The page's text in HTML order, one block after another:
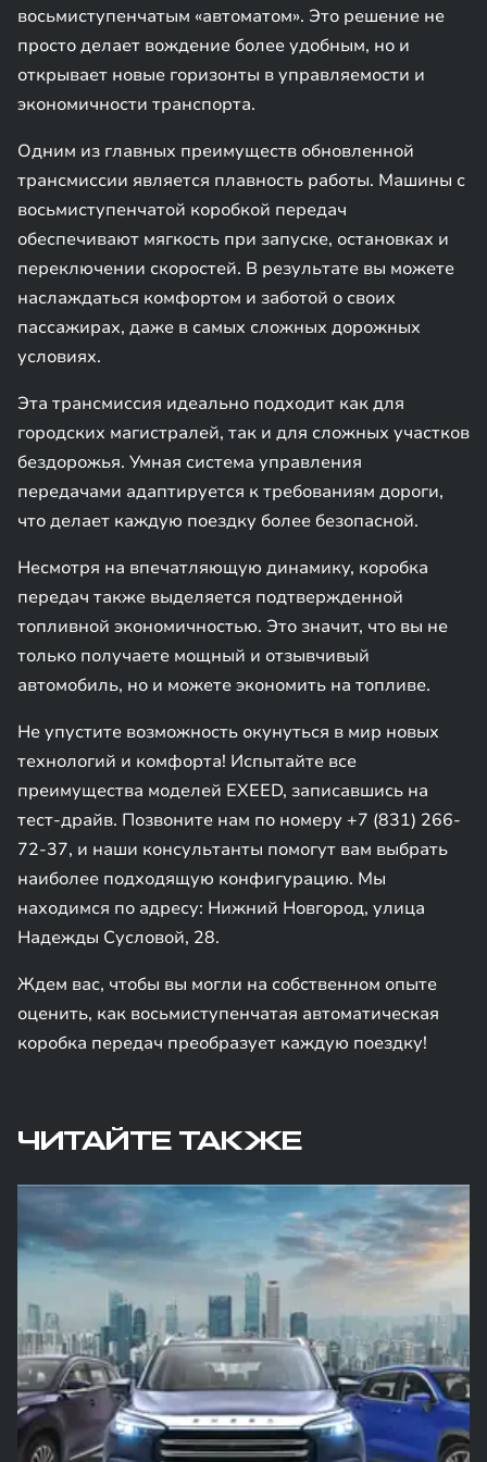
восьмиступенчатым «автоматом». Это решение не
просто делает вождение более удобным, но и
открывает новые горизонты в управляемости и
экономичности транспорта.
Одним из главных преимуществ обновленной
трансмиссии является плавность работы. Машины с
восьмиступенчатой коробкой передач
обеспечивают мягкость при запуске, остановках и
переключении скоростей. В результате вы можете
наслаждаться комфортом и заботой о своих
пассажирах, даже в самых сложных дорожных
условиях.
Эта трансмиссия идеально подходит как для
городских магистралей, так и для сложных участков
бездорожья. Умная система управления
передачами адаптируется к требованиям дороги,
что делает каждую поездку более безопасной.
Несмотря на впечатляющую динамику, коробка
передач также выделяется подтвержденной
топливной экономичностью. Это значит, что вы не
только получаете мощный и отзывчивый
автомобиль, но и можете экономить на топливе.
Не упустите возможность окунуться в мир новых
технологий и комфорта! Испытайте все
преимущества моделей EXEED, записавшись на
тест-драйв. Позвоните нам по номеру +7 (831) 266-
72-37, и наши консультанты помогут вам выбрать
наиболее подходящую конфигурацию. Мы
находимся по адресу: Нижний Новгород, улица
Надежды Сусловой, 28.
Ждем вас, чтобы вы могли на собственном опыте
оценить, как восьмиступенчатая автоматическая
коробка передач преобразует каждую поездку!
ЧИТАЙТЕ ТАКЖЕ